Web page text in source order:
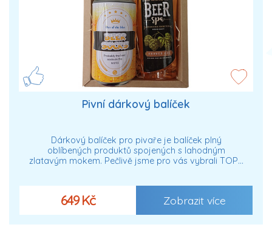
Pivní dárkový balíček
Dárkový balíček pro pivaře je balíček plný
oblíbených produktů spojených s lahodným
zlatavým mokem. Pečlivě jsme pro vás vybrali TOP…
649 Kč Zobrazit více